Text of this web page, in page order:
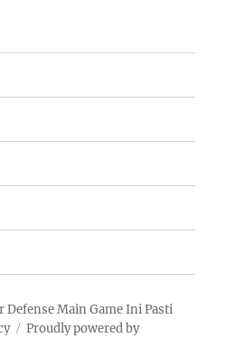
Defense Main Game Ini Pasti
Proudly powered by